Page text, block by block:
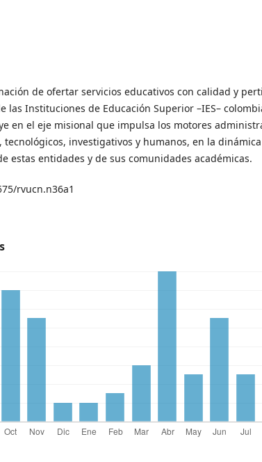
de ofertar servicios educativos con calidad y
las Instituciones de Educación Superior –IES–
en el eje misional que impulsa los motores
tecnológicos, investigativos y humanos, en la dinámica
estas entidades y de sus comunidades académicas.
rvucn.n36a1